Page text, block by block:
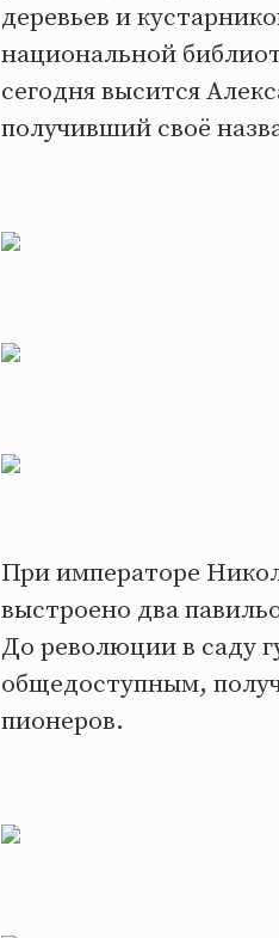
деревьев и
национальной
сегодня высится
получивший своё
При императоре
выстроено два
До революции в саду
общедоступным,
пионеров.